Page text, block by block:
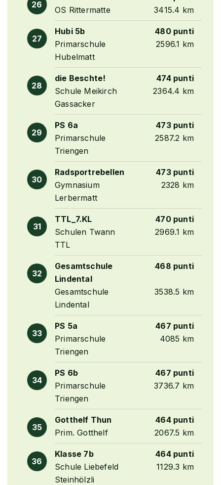
26
OS Rittermatte
3415.4 km
27
Hubi 5b
480 punti
Primarschule
Hubelmatt
2596.1 km
28
die Beschte!
474 punti
Schule Meikirch
Gassacker
2364.4 km
29
PS 6a
473 punti
Primarschule
Triengen
2587.2 km
30
Radsportrebellen
473 punti
Gymnasium
Lerbermatt
2328 km
31
TTL_7.KL
470 punti
Schulen Twann
TTL
2969.1 km
32
Gesamtschule
Lindental
468 punti
Gesamtschule
Lindental
3538.5 km
33
PS 5a
467 punti
Primarschule
Triengen
4085 km
34
PS 6b
467 punti
Primarschule
Triengen
3736.7 km
35
Gotthelf Thun
464 punti
Prim. Gotthelf
2067.5 km
36
Klasse 7b
464 punti
Schule Liebefeld
Steinhölzli
1129.3 km